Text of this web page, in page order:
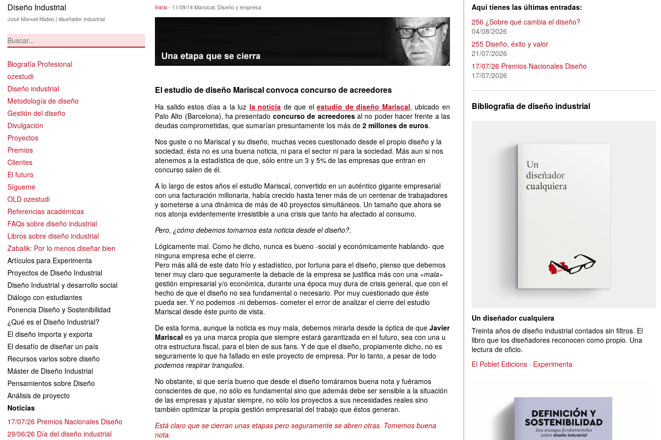
Diseño Industrial
José Manuel Mateo | diseñador industrial
Biografía Profesional
ozestudi
Diseño industrial
Metodología de diseño
Gestión del diseño
Divulgación
Proyectos
Premios
Clientes
El futuro
Sígueme
OLD ozestudi
Referencias académicas
FAQs sobre diseño industrial
Libros sobre diseño industrial
Zabalik: Por lo menos diseñar bien
Artículos para Experimenta
Proyectos de Diseño Industrial
Diseño Industrial y desarrollo social
Diálogo con estudiantes
Ponencia Diseño y Sostenibilidad
¿Qué es el Diseño Industrial?
El diseño importa y exporta
El desafío de diseñar un país
Recursos varios sobre diseño
Máster de Diseño Industrial
Pensamientos sobre Diseño
Análisis de proyecto
Noticias
17/07/26 Premios Nacionales Diseño
29/06/26 Día del diseño industrial
11/09/14 Marsical; Diseño y empresa
Inicio- 11/09/14 Marsical; Diseño y empresa
El estudio de diseño Mariscal convoca concurso de acreedores
Ha salido estos días a la luz la noticia de que elestudio de diseño Mariscal, ubicado en
Palo Alto (Barcelona), ha presentado concurso de acreedoresal no poder hacer frente a las
deudas comprometidas, que sumarían presuntamente los más de 2 millones de euros.
Nos guste o no Mariscal y su diseño, muchas veces cuestionado desde el propio diseño y la
sociedad, ésta no es una buena noticia, ni para el sector ni para la sociedad. Más aun si nos
atenemos a la estadística de que, sólo entre un 3 y 5% de las empresas que entran en
concurso salen de él.
A lo largo de estos años el estudio Mariscal, convertido en un auténtico gigante empresarial
con una facturación millonaria, había crecido hasta tener más de un centenar de trabajadores
y someterse a una dinámica de más de 40 proyectos simultáneos. Un tamaño que ahora se
nos atonja evidentemente irresistible a una crisis que tanto ha afectado al consumo.
Pero, ¿cómo debemos tomarnos esta noticia desde el diseño?.
Lógicamente mal. Como he dicho, nunca es bueno -social y económicamente hablando- que
ninguna empresa eche el cierre.
Pero más allá de este dato frío y estadístico, por fortuna para el diseño, pienso que debemos
tener muy claro que seguramente la debacle de la empresa se justifica más con una «mala»
gestión empresarial y/o económica, durante una época muy dura de crisis general, que con el
hecho de que el diseño no sea fundamental o necesario. Por muy cuestionado que éste
pueda ser. Y no podemos -ni debemos- cometer el error de analizar el cierre del estudio
Mariscal desde éste punto de vista.
De esta forma, aunque la noticia es muy mala, debemos mirarla desde la óptica de que Javier
Mariscal es ya una marca propia que siempre estará garantizada en el futuro, sea con una u
otra estructura fiscal, para el bien de sus fans. Y de que el diseño, propiamente dicho, no es
seguramente lo que ha fallado en este proyecto de empresa. Por lo tanto, a pesar de todo
podemos respirar tranquilos.
No obstante, si que sería bueno que desde el diseño tomáramos buena nota y fuéramos
conscientes de que, no sólo es fundamental sino que además debe ser sensible a la situación
de las empresas y ajustar siempre, no sólo los proyectos a sus necesidades reales sino
también optimizar la propia gestión empresarial del trabajo que éstos generan.
Está claro que se cierran unas etapas pero seguramente se abren otras. Tomemos buena
nota.
Aquí tienes las últimas entradas:
256 ¿Sobre qué cambia el diseño?
04/08/2026
255 Diseño, éxito y valor
21/07/2026
17/07/26 Premios Nacionales Diseño
17/07/2026
Bibliografía de diseño industrial
Un diseñador cualquiera
Treinta años de diseño industrial contados sin filtros. El
libro que los diseñadores reconocen como propio. Una
lectura de oficio.
El Poblet Edicions · Experimenta